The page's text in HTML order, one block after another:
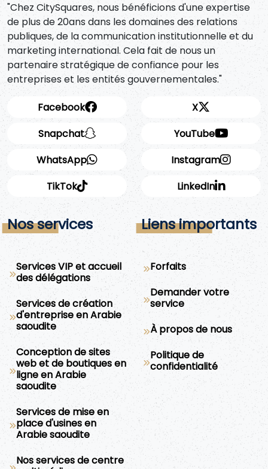
"Chez CitySquares, nous bénéficions d'une expertise
de plus de 20ans dans les domaines des relations
publiques, de la communication institutionnelle et du
marketing international. Cela fait de nous un
partenaire stratégique de confiance pour les
entreprises et les entités gouvernementales."
Facebook
Snapchat
WhatsApp
X
YouTube
Instagram
TikTok
LinkedIn
Nos services
Services VIP et accueil
des délégations
Services de création
d'entreprise en Arabie
saoudite
Conception de sites
web et de boutiques en
ligne en Arabie
saoudite
Services de mise en
place d'usines en
Arabie saoudite
Nos services de centre
Liens importants
Forfaits
Demander votre
service
À propos de nous
Politique de
confidentialité